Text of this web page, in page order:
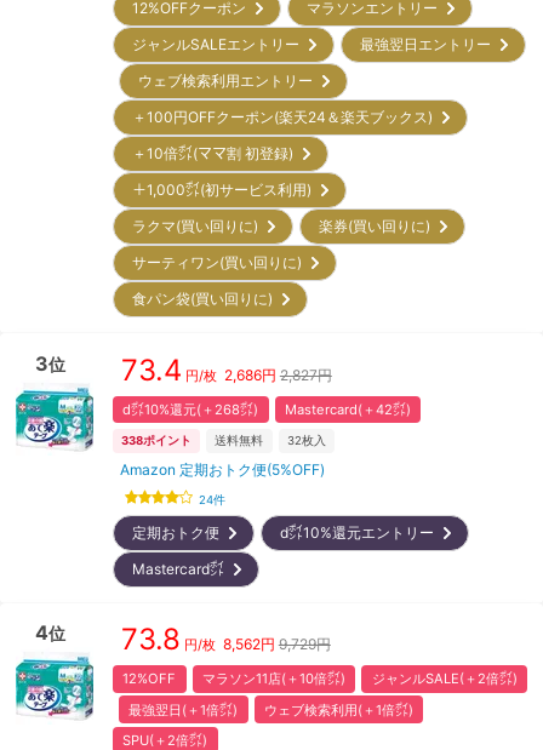
12%OFFクーポン
マラソンエントリー
ジャンルSALEエントリー
最強翌日エントリー
ウェブ検索利用エントリー
＋100円OFFクーポン(楽天24＆楽天ブックス)
＋10倍㌽(ママ割 初登録)
＋1,000㌽(初サービス利用)
ラクマ(買い回りに)
楽券(買い回りに)
サーティワン(買い回りに)
食パン袋(買い回りに)
3位 73.4 円/枚 2,686円 2,827円
d㌽10%還元(＋268㌽) Mastercard(＋42㌽)
338ポイント 送料無料 32枚入
Amazon 定期おトク便(5%OFF)
24件
定期おトク便
d㌽10%還元エントリー
Mastercard㌽
4位 73.8 円/枚 8,562円 9,729円
12%OFF マラソン11店(＋10倍㌽)
ジャンルSALE(＋2倍㌽)
最強翌日(＋1倍㌽)
ウェブ検索利用(＋1倍㌽)
SPU(＋2倍㌽)